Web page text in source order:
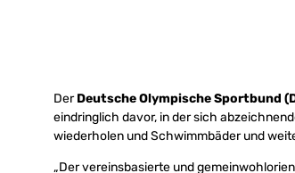
DerDeutsche Olympische Sportbund
eindringlich davor, in der sich
wiederholen und Schwimmbäder und
„Der vereinsbasierte und